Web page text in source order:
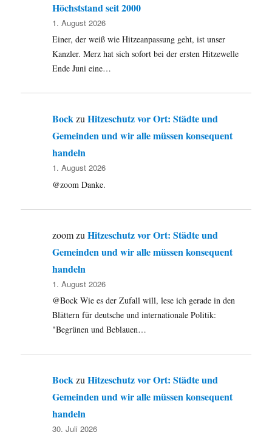
Höchststand seit 2000
1. August 2026
Einer, der weiß wie Hitzeanpassung geht, ist unser
Kanzler. Merz hat sich sofort bei der ersten Hitzewelle
Ende Juni eine…
BockzuHitzeschutz vor Ort: Städte und
Gemeinden und wir alle müssen konsequent
handeln
1. August 2026
@zoom Danke.
zoomzuHitzeschutz vor Ort: Städte und
Gemeinden und wir alle müssen konsequent
handeln
1. August 2026
@Bock Wie es der Zufall will, lese ich gerade in den
Blättern für deutsche und internationale Politik:
"Begrünen und Beblauen…
Bock zuHitzeschutz vor Ort: Städte und
Gemeinden und wir alle müssen konsequent
handeln
30. Juli 2026